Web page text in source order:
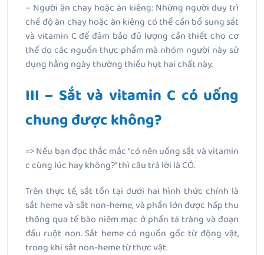
– Người ăn chay hoặc ăn kiêng: Những người duy trì
chế độ ăn chay hoặc ăn kiêng có thể cần bổ sung sắt
và vitamin C để đảm bảo đủ lượng cần thiết cho cơ
thể do các nguồn thực phẩm mà nhóm người này sử
dụng hằng ngày thường thiếu hụt hai chất này.
III – Sắt và vitamin C có uống
chung được không?
=> Nếu bạn đọc thắc mắc “có nên uống sắt và vitamin
c cùng lúc hay không?” thì câu trả lời là CÓ.
Trên thực tế, sắt tồn tại dưới hai hình thức chính là
sắt heme và sắt non-heme, và phần lớn được hấp thu
thông qua tế bào niêm mạc ở phần tá tràng và đoạn
đầu ruột non. Sắt heme có nguồn gốc từ động vật,
trong khi sắt non-heme từ thực vật.